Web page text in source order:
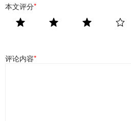
本文评分*
评论内容*